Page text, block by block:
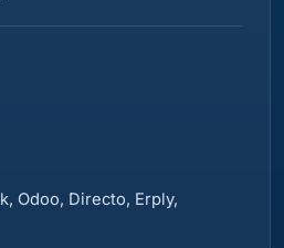
Odoo, Directo, Erply,